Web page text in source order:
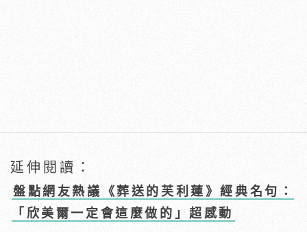
延伸閱讀：
盤點網友熱議《葬送的芙利蓮》經典名句：
「欣美爾一定會這麼做的」超感動